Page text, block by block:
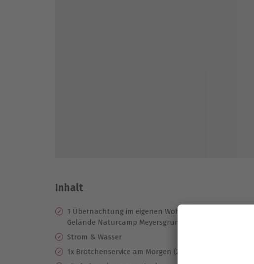
Inhalt
1 Übernachtung im eigenen Wohnmobil/Wohnwagen
Gelände Naturcamp Meyersgrund
Strom & Wasser
1x Brötchenservice am Morgen (2 Stück pro Person)